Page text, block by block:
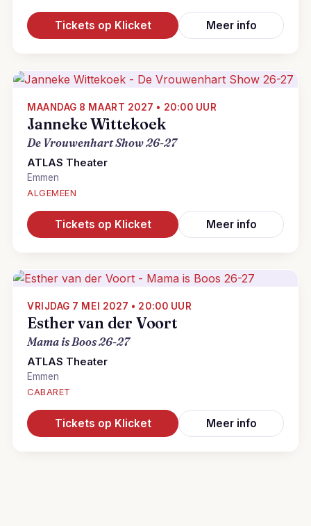
Tickets op Klicket Meer info
MAANDAG 8 MAART 2027 • 20:00 UUR
Janneke Wittekoek
De Vrouwenhart Show 26-27
ATLAS Theater
Emmen
ALGEMEEN
Tickets op Klicket Meer info
VRIJDAG 7 MEI 2027 • 20:00 UUR
Esther van der Voort
Mama is Boos 26-27
ATLAS Theater
Emmen
CABARET
Tickets op Klicket Meer info